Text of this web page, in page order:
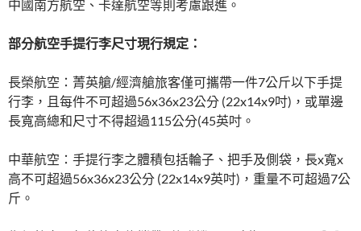
中國南方航空、卡達航空等則考慮跟進。
部分航空手提行李尺寸現行規定：
長榮航空：菁英艙/經濟艙旅客僅可攜帶一件7公斤以下手提
行李，且每件不可超過56x36x23公分 (22x14x9吋)，或單邊
長寬高總和尺寸不得超過115公分(45英吋。
中華航空：手提行李之體積包括輪子、把手及側袋，長x寬x
高不可超過56x36x23公分 (22x14x9英吋)，重量不可超過7公
斤。